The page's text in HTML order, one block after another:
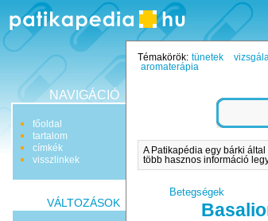
NAVIGÁCIÓ
főoldal
tartalom
címkék
visszlinkek
VÁLTOZÁSOK
Témakörök: tünetek
aromaterápia
A Patikapédia egy bárki
több hasznos információ
Betegségek